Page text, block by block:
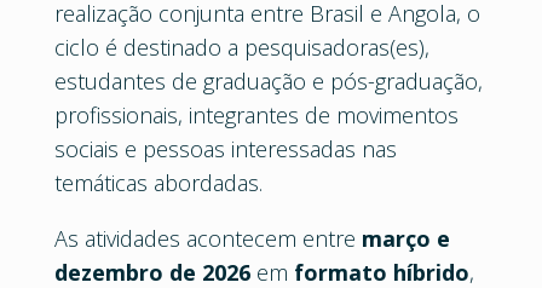
realização conjunta entre Brasil e Angola, o
ciclo é destinado a pesquisadoras(es),
estudantes de graduação e pós-graduação,
profissionais, integrantes de movimentos
sociais e pessoas interessadas nas
temáticas abordadas.
As atividades acontecem entre março e
dezembro de 2026em formato híbrido,